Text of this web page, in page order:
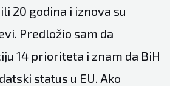
20 godina i iznova su
Predložio sam da
14 prioriteta i znam da BiH
status u EU. Ako